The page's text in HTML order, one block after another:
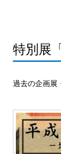
特別展
過去の企画展